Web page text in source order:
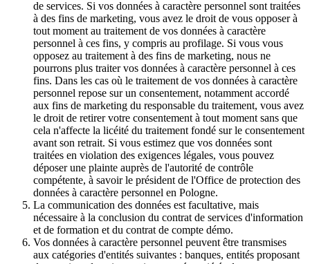
de services. Si vos données à caractère personnel sont traitées
à des fins de marketing, vous avez le droit de vous opposer à
tout moment au traitement de vos données à caractère
personnel à ces fins, y compris au profilage. Si vous vous
opposez au traitement à des fins de marketing, nous ne
pourrons plus traiter vos données à caractère personnel à ces
fins. Dans les cas où le traitement de vos données à caractère
personnel repose sur un consentement, notamment accordé
aux fins de marketing du responsable du traitement, vous avez
le droit de retirer votre consentement à tout moment sans que
cela n'affecte la licéité du traitement fondé sur le consentement
avant son retrait. Si vous estimez que vos données sont
traitées en violation des exigences légales, vous pouvez
déposer une plainte auprès de l'autorité de contrôle
compétente, à savoir le président de l'Office de protection des
données à caractère personnel en Pologne.
La communication des données est facultative, mais
nécessaire à la conclusion du contrat de services d'information
et de formation et du contrat de compte démo.
Vos données à caractère personnel peuvent être transmises
aux catégories d'entités suivantes : banques, entités proposant